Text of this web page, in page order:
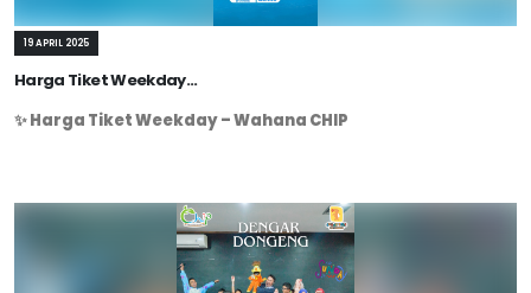
19 APRIL 2025
Harga Tiket Weekday...
✨ Harga Tiket Weekday – Wahana CHIP